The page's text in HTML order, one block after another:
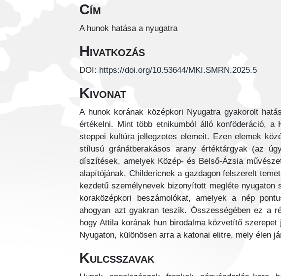
Cím
A hunok hatása a nyugatra
Hivatkozás
DOI: https://doi.org/10.53644/MKI.SMRN.2025.5
Kivonat
A hunok korának középkori Nyugatra gyakorolt
értékelni. Mint több etnikumból álló konföderáció,
steppei kultúra jellegzetes elemeit. Ezen elemek
stílusú gránátberakásos arany értéktárgyak (az
díszítések, amelyek Közép- és Belső-Ázsia
alapítójának, Childericnek a gazdagon felszerelt
kezdetű személynevek bizonyított megléte
koraközépkori beszámolókat, amelyek a nép
ahogyan azt gyakran teszik. Összességében ez a
hogy Attila korának hun birodalma közvetítő
Nyugaton, különösen arra a katonai elitre, mely élen
Kulcsszavak